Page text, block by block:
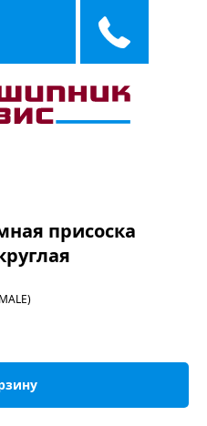
присоска